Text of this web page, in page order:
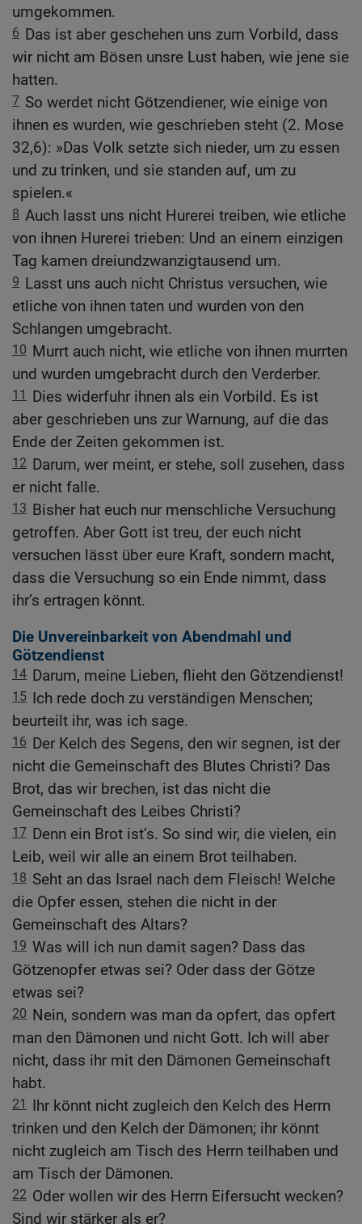
umgekommen.
6 Das ist aber geschehen uns zum Vorbild, dass
wir nicht am Bösen unsre Lust haben, wie jene sie
hatten.
7 So werdet nicht Götzendiener, wie einige von
ihnen es wurden, wie geschrieben steht (2. Mose
32,6): »Das Volk setzte sich nieder, um zu essen
und zu trinken, und sie standen auf, um zu
spielen.«
8 Auch lasst uns nicht Hurerei treiben, wie etliche
von ihnen Hurerei trieben: Und an einem einzigen
Tag kamen dreiundzwanzigtausend um.
9 Lasst uns auch nicht Christus versuchen, wie
etliche von ihnen taten und wurden von den
Schlangen umgebracht.
10 Murrt auch nicht, wie etliche von ihnen murrten
und wurden umgebracht durch den Verderber.
11
Dies widerfuhr ihnen als ein Vorbild. Es ist
aber geschrieben uns zur Warnung, auf die das
Ende der Zeiten gekommen ist.
12 Darum, wer meint, er stehe, soll zusehen, dass
er nicht falle.
13 Bisher hat euch nur menschliche Versuchung
getroffen. Aber Gott ist treu, der euch nicht
versuchen lässt über eure Kraft, sondern macht,
dass die Versuchung so ein Ende nimmt, dass
ihr’s ertragen könnt.
Die Unvereinbarkeit von Abendmahl und
Götzendienst
14 Darum, meine Lieben, flieht den Götzendienst!
15 Ich rede doch zu verständigen Menschen;
beurteilt ihr, was ich sage.
16 Der Kelch des Segens, den wir segnen, ist der
nicht die Gemeinschaft des Blutes Christi? Das
Brot, das wir brechen, ist das nicht die
Gemeinschaft des Leibes Christi?
17 Denn ein Brot ist’s. So sind wir, die vielen, ein
Leib, weil wir alle an einem Brot teilhaben.
18 Seht an das Israel nach dem Fleisch! Welche
die Opfer essen, stehen die nicht in der
Gemeinschaft des Altars?
19 Was will ich nun damit sagen? Dass das
Götzenopfer etwas sei? Oder dass der Götze
etwas sei?
20 Nein, sondern was man da opfert, das opfert
man den Dämonen und nicht Gott. Ich will aber
nicht, dass ihr mit den Dämonen Gemeinschaft
habt.
21
Ihr könnt nicht zugleich den Kelch des Herrn
trinken und den Kelch der Dämonen; ihr könnt
nicht zugleich am Tisch des Herrn teilhaben und
am Tisch der Dämonen.
22 Oder wollen wir des Herrn Eifersucht wecken?
Sind wir stärker als er?